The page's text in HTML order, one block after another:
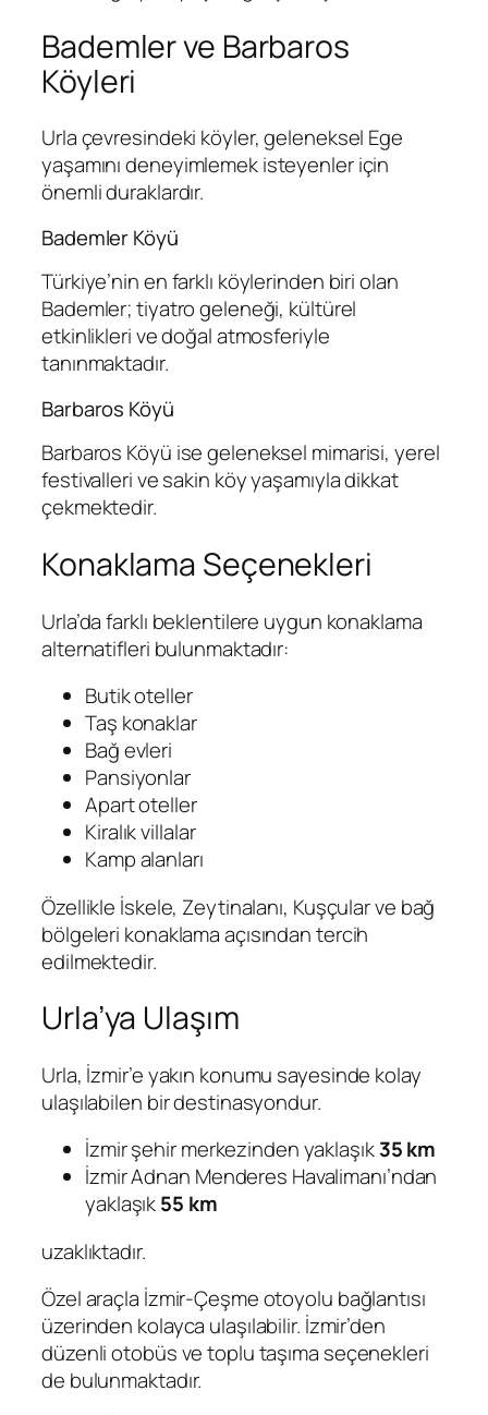
Bademler ve Barbaros
Köyleri
Urla çevresindeki köyler, geleneksel Ege
yaşamını deneyimlemek isteyenler için
önemli duraklardır.
Bademler Köyü
Türkiye’nin en farklı köylerinden biri olan
Bademler; tiyatro geleneği, kültürel
etkinlikleri ve doğal atmosferiyle
tanınmaktadır.
Barbaros Köyü
Barbaros Köyü ise geleneksel mimarisi, yerel
festivalleri ve sakin köy yaşamıyla dikkat
çekmektedir.
Konaklama Seçenekleri
Urla’da farklı beklentilere uygun konaklama
alternatifleri bulunmaktadır:
Butik oteller
Taş konaklar
Bağ evleri
Pansiyonlar
Apart oteller
Kiralık villalar
Kamp alanları
Özellikle İskele, Zeytinalanı, Kuşçular ve bağ
bölgeleri konaklama açısından tercih
edilmektedir.
Urla’ya Ulaşım
Urla, İzmir’e yakın konumu sayesinde kolay
ulaşılabilen bir destinasyondur.
İzmir şehir merkezinden yaklaşık35 km
İzmir Adnan Menderes Havalimanı’ndan
yaklaşık55 km
uzaklıktadır.
Özel araçla İzmir-Çeşme otoyolu bağlantısı
üzerinden kolayca ulaşılabilir. İzmir’den
düzenli otobüs ve toplu taşıma seçenekleri
de bulunmaktadır.